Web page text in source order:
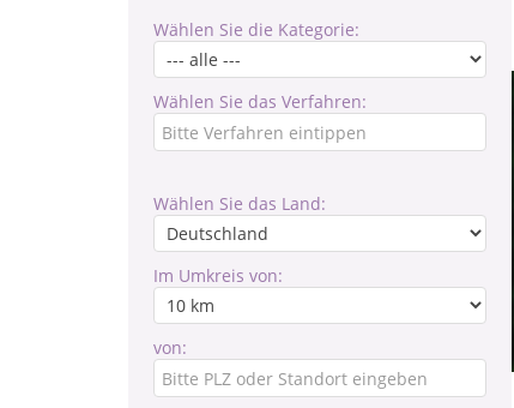
Wählen Sie die Kategorie:
Wählen Sie das Verfahren:
Wählen Sie das Land:
Im Umkreis von:
von: